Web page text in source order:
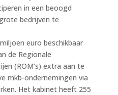
in een beoogd
bedrijven te
euro beschikbaar
de Regionale
(ROM’s) extra aan te
mkb-ondernemingen via
Het kabinet heeft 255